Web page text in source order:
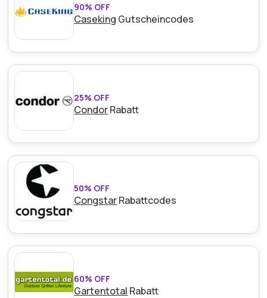
90% OFF
Caseking Gutscheincodes
25% OFF
CondorRabatt
50% OFF
CongstarRabattcodes
60% OFF
Gartentotal Rabatt